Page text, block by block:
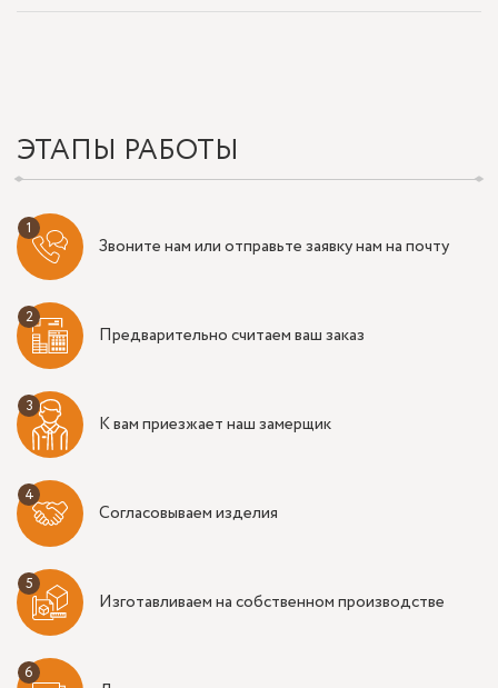
ЭТАПЫ РАБОТЫ
Звоните нам или отправьте заявку нам на почту
Предварительно считаем ваш заказ
К вам приезжает наш замерщик
Согласовываем изделия
Изготавливаем на собственном производстве